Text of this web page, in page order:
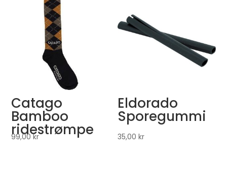
Catago
Bamboo
ridestrømpe
99,00kr
Eldorado
Sporegummi
35,00kr